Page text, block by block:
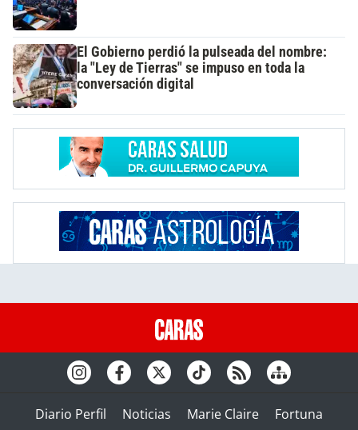
El Gobierno perdió la pulseada del nombre:
la "Ley de Tierras" se impuso en toda la
conversación digital
Diario Perfil Noticias Marie Claire
Fortuna